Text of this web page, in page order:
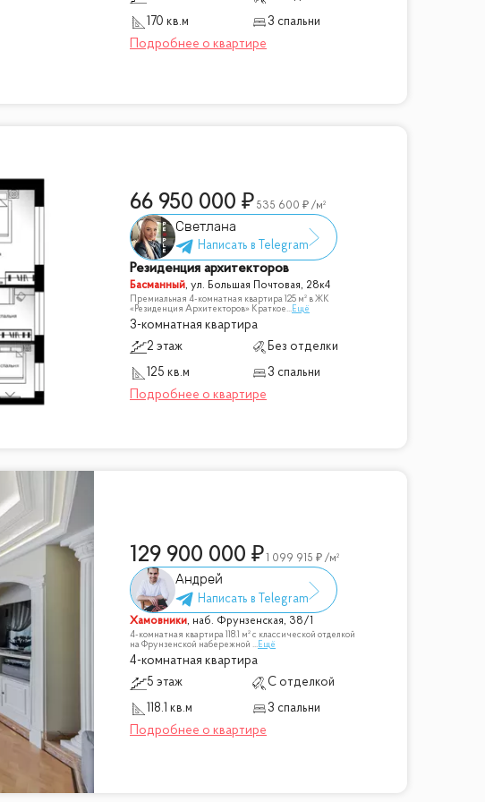
170 кв.м
3 спальни
66 950 000 535 600 /м²
Светлана
Резиденция архитекторов
Басманный, ул. Большая Почтовая, 28к4
Премиальная 4-комнатная квартира 125 м² в ЖК
«Резиденция Архитекторов» Краткое...Ещё
3-комнатная квартира
2 этаж
Без отделки
125 кв.м
3 спальни
129 900 000 1 099 915 /м²
Андрей
Хамовники, наб. Фрунзенская, 38/1
4-комнатная квартира 118.1 м² с классической отделкой
на Фрунзенской набережной ...Ещё
4-комнатная квартира
5 этаж
С отделкой
118.1 кв.м
3 спальни